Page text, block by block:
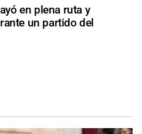
en plena ruta y
un partido del